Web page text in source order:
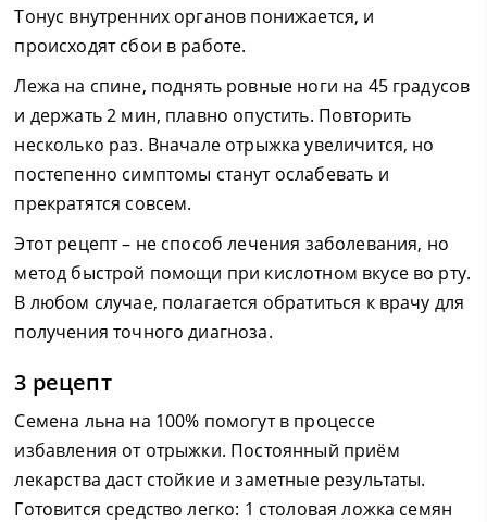
Тонус внутренних органов понижается, и
происходят сбои в работе.
Лежа на спине, поднять ровные ноги на 45 градусов
и держать 2 мин, плавно опустить. Повторить
несколько раз. Вначале отрыжка увеличится, но
постепенно симптомы станут ослабевать и
прекратятся совсем.
Этот рецепт – не способ лечения заболевания, но
метод быстрой помощи при кислотном вкусе во рту.
В любом случае, полагается обратиться к врачу для
получения точного диагноза.
3 рецепт
Семена льна на 100% помогут в процессе
избавления от отрыжки. Постоянный приём
лекарства даст стойкие и заметные результаты.
Готовится средство легко: 1 столовая ложка семян